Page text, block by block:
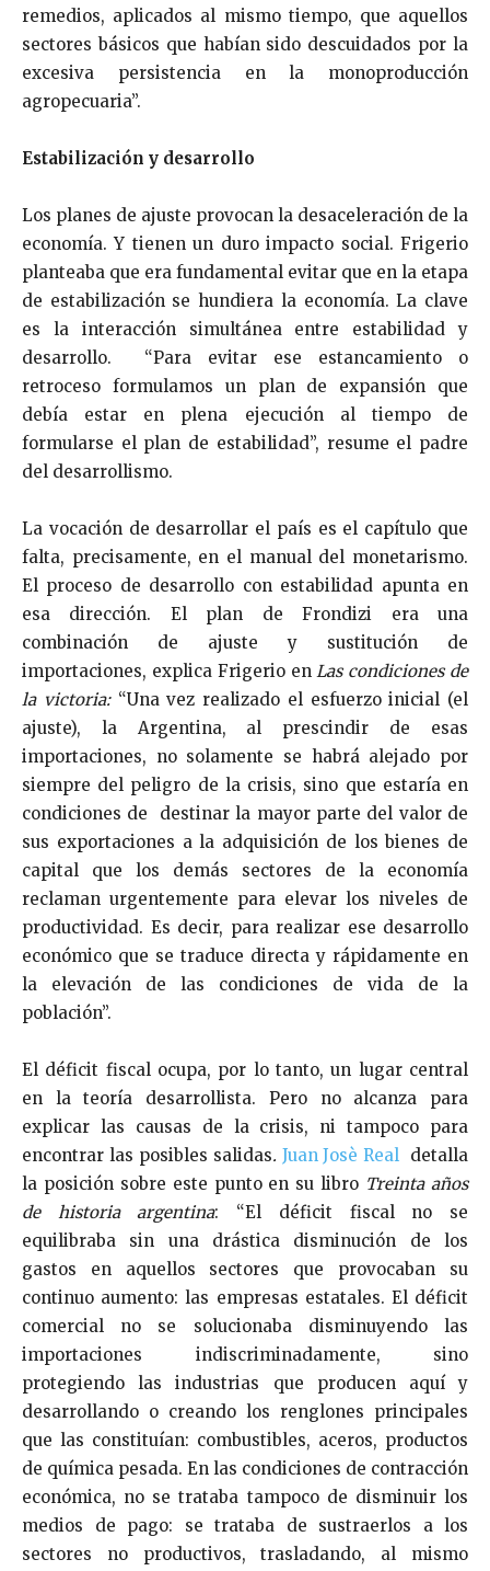
remedios, aplicados al mismo tiempo, que aquellos
sectores básicos que habían sido descuidados por la
excesiva persistencia en la monoproducción
agropecuaria”.
Estabilización y desarrollo
Los planes de ajuste provocan la desaceleración de la
economía. Y tienen un duro impacto social. Frigerio
planteaba que era fundamental evitar que en la etapa
de estabilización se hundiera la economía. La clave
es la interacción simultánea entre estabilidad y
desarrollo. “Para evitar ese estancamiento o
retroceso formulamos un plan de expansión que
debía estar en plena ejecución al tiempo de
formularse el plan de estabilidad”, resume el padre
del desarrollismo.
La vocación de desarrollar el país es el capítulo que
falta, precisamente, en el manual del monetarismo.
El proceso de desarrollo con estabilidad apunta en
esa dirección. El plan de Frondizi era una
combinación de ajuste y sustitución de
importaciones, explica Frigerio enLas condiciones de
la victoria: “Una vez realizado el esfuerzo inicial (el
ajuste), la Argentina, al prescindir de esas
importaciones, no solamente se habrá alejado por
siempre del peligro de la crisis, sino que estaría en
condiciones de destinar la mayor parte del valor de
sus exportaciones a la adquisición de los bienes de
capital que los demás sectores de la economía
reclaman urgentemente para elevar los niveles de
productividad. Es decir, para realizar ese desarrollo
económico que se traduce directa y rápidamente en
la elevación de las condiciones de vida de la
población”.
El déficit fiscal ocupa, por lo tanto, un lugar central
en la teoría desarrollista. Pero no alcanza para
explicar las causas de la crisis, ni tampoco para
encontrar las posibles salidas. Juan Josè Real detalla
la posición sobre este punto en su libro Treinta años
de historia argentina: “El déficit fiscal no se
equilibraba sin una drástica disminución de los
gastos en aquellos sectores que provocaban su
continuo aumento: las empresas estatales. El déficit
comercial no se solucionaba disminuyendo las
importaciones indiscriminadamente, sino
protegiendo las industrias que producen aquí y
desarrollando o creando los renglones principales
que las constituían: combustibles, aceros, productos
de química pesada. En las condiciones de contracción
económica, no se trataba tampoco de disminuir los
medios de pago: se trataba de sustraerlos a los
sectores no productivos, trasladando, al mismo